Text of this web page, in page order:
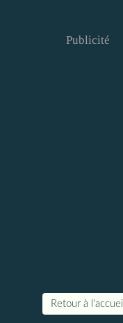
Publicité
Retour à l'accueil